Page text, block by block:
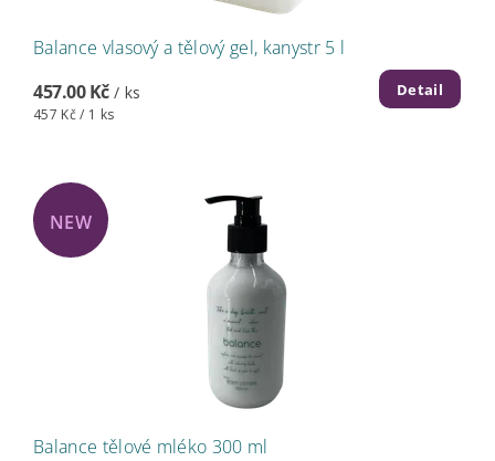
Balance vlasový a tělový gel, kanystr 5 l
457.00 Kč / ks
457 Kč / 1 ks
Detail
NEW
Balance tělové mléko 300 ml